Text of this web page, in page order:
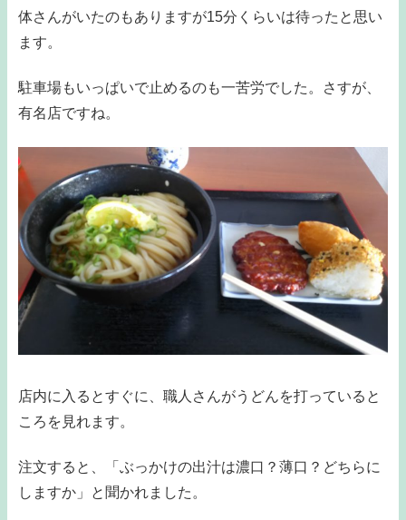
体さんがいたのもありますが15分くらいは待ったと思い
ます。
駐車場もいっぱいで止めるのも一苦労でした。さすが、
有名店ですね。
店内に入るとすぐに、職人さんがうどんを打っていると
ころを見れます。
注文すると、「ぶっかけの出汁は濃口？薄口？どちらに
しますか」と聞かれました。